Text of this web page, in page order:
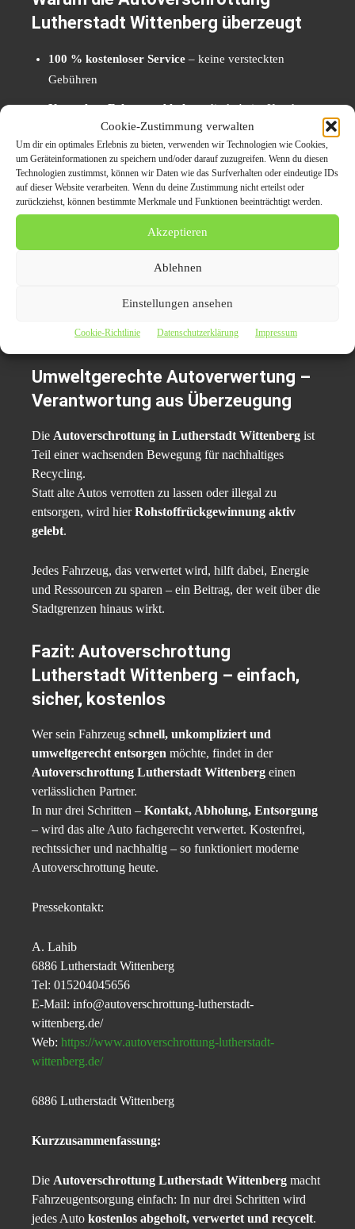
Cookie-Zustimmung verwalten
Um dir ein optimales Erlebnis zu bieten, verwenden wir Technologien wie Cookies,
um Geräteinformationen zu speichern und/oder darauf zuzugreifen. Wenn du diesen
Technologien zustimmst, können wir Daten wie das Surfverhalten oder eindeutige IDs
auf dieser Website verarbeiten. Wenn du deine Zustimmung nicht erteilst oder
zurückziehst, können bestimmte Merkmale und Funktionen beeinträchtigt werden.
Akzeptieren
Ablehnen
Einstellungen ansehen
Cookie-Richtlinie Datenschutzerklärung Impressum
Lutherstadt Wittenberg überzeugt
100 % kostenloser Service – keine versteckten
Gebühren
Kostenlose Fahrzeugabholungdirekt beim Kunden
nach Umwelt- und
Recyclingrichtlinien
Offizieller Verwertungsnachweisfür rechtliche
Sicherheit
Schnelle Bearbeitung– in wenigen Tagen ist das
heute suchen.
Umweltgerechte Autoverwertung –
Verantwortung aus Überzeugung
Die Autoverschrottung in Lutherstadt Wittenberg ist
Teil einer wachsenden Bewegung für nachhaltiges
Recycling.
Statt alte Autos verrotten zu lassen oder illegal zu
entsorgen, wird hierRohstoffrückgewinnung aktiv
gelebt.
Jedes Fahrzeug, das verwertet wird, hilft dabei, Energie
und Ressourcen zu sparen – ein Beitrag, der weit über die
Stadtgrenzen hinaus wirkt.
Fazit: Autoverschrottung
Lutherstadt Wittenberg – einfach,
sicher, kostenlos
Wer sein Fahrzeug schnell, unkompliziert und
umweltgerecht entsorgen möchte, findet in der
Autoverschrottung Lutherstadt Wittenberg einen
verlässlichen Partner.
In nur drei Schritten – Kontakt, Abholung, Entsorgung
– wird das alte Auto fachgerecht verwertet. Kostenfrei,
rechtssicher und nachhaltig – so funktioniert moderne
Autoverschrottung heute.
Pressekontakt:
A. Lahib
6886 Lutherstadt Wittenberg
Tel: 015204045656
E-Mail: info@autoverschrottung-lutherstadt-
wittenberg.de/
Web: https://www.autoverschrottung-lutherstadt-
wittenberg.de/
6886 Lutherstadt Wittenberg
Kurzzusammenfassung:
Die Autoverschrottung Lutherstadt Wittenberg macht
Fahrzeugentsorgung einfach: In nur drei Schritten wird
jedes Auto kostenlos abgeholt, verwertet und recycelt.